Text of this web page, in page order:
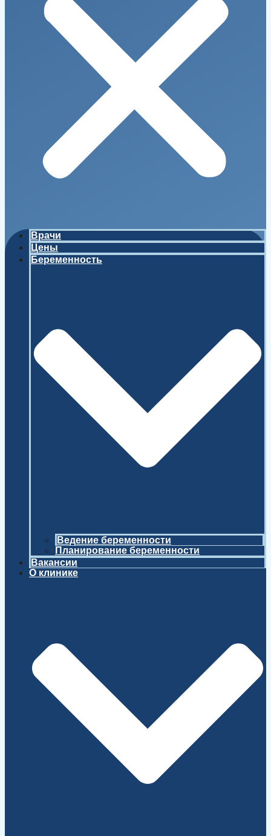
Врачи
Цены
Беременность
Ведение беременности
Планирование беременности
Вакансии
О клинике